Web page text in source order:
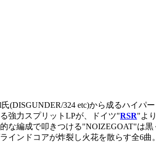
(DISGUNDER/324 etc)から成るハイパ
強力スプリットLPが、ドイツ"RSR"よ
な編成で叩きつける"NOIZEGOAT"は
インドコアが炸裂し火花を散らす全6曲。